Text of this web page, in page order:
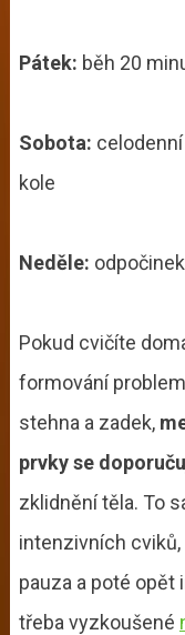
Pátek: běh 20
Sobota:
kole
Neděle: odpočinek
Pokud cvičíte
formování
stehna a zadek,
prvky se
zklidnění těla. To
intenzivních
pauza a poté opět
třeba vyzkoušené